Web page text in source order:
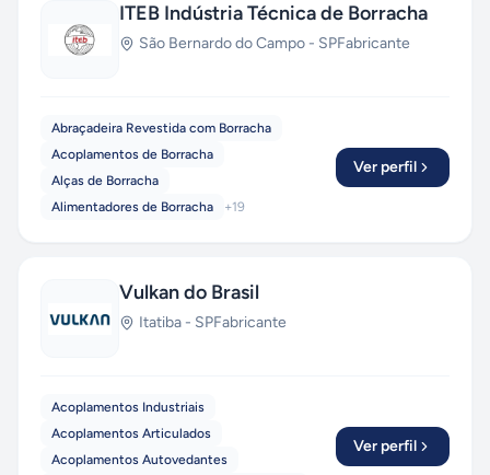
ITEB Indústria Técnica de Borracha
São Bernardo do Campo - SPFabricante
Abraçadeira Revestida com Borracha
Acoplamentos de Borracha
Alças de Borracha
Alimentadores de Borracha
+19
Ver perfil
Vulkan do Brasil
Itatiba - SPFabricante
Acoplamentos Industriais
Acoplamentos Articulados
Acoplamentos Autovedantes
Ver perfil